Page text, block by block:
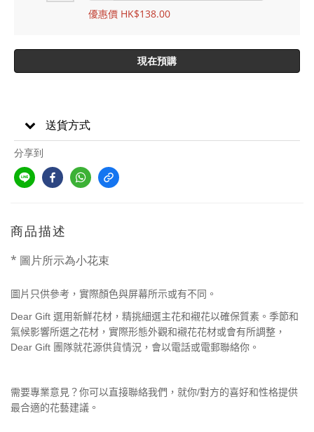
優惠價 HK$138.00
現在預購
送貨方式
分享到
商品描述
* 圖片所示為小花束
圖片只供參考，實際顏色與屏幕所示或有不同。
Dear Gift 選用新鮮花材，精挑細選主花和襯花以確保質素。季節和
氣候影響所選之花材，實際形態外觀和襯花花材或會有所調整，
Dear Gift 團隊就花源供貨情況，會以電話或電郵聯絡你。
需要專業意見？你可以直接聯絡我們，就你/對方的喜好和性格提供
最合適的花藝建議。